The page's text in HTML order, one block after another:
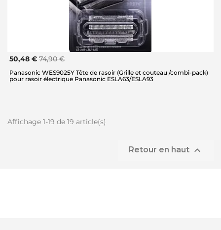
50,48 € 74,90 €
Panasonic WES9025Y Tête de rasoir (Grille et couteau /combi-pack)
pour rasoir électrique Panasonic ESLA63/ESLA93
Affichage 1-19 de 19 article(s)
Retour en haut 